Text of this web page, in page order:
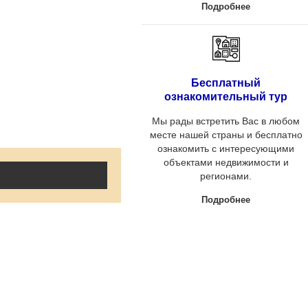
Подробнее
Бесплатный
ознакомительный тур
Мы рады встретить Вас в любом
месте нашей страны и бесплатно
ознакомить с интересующими
объектами недвижимости и
регионами.
Подробнее